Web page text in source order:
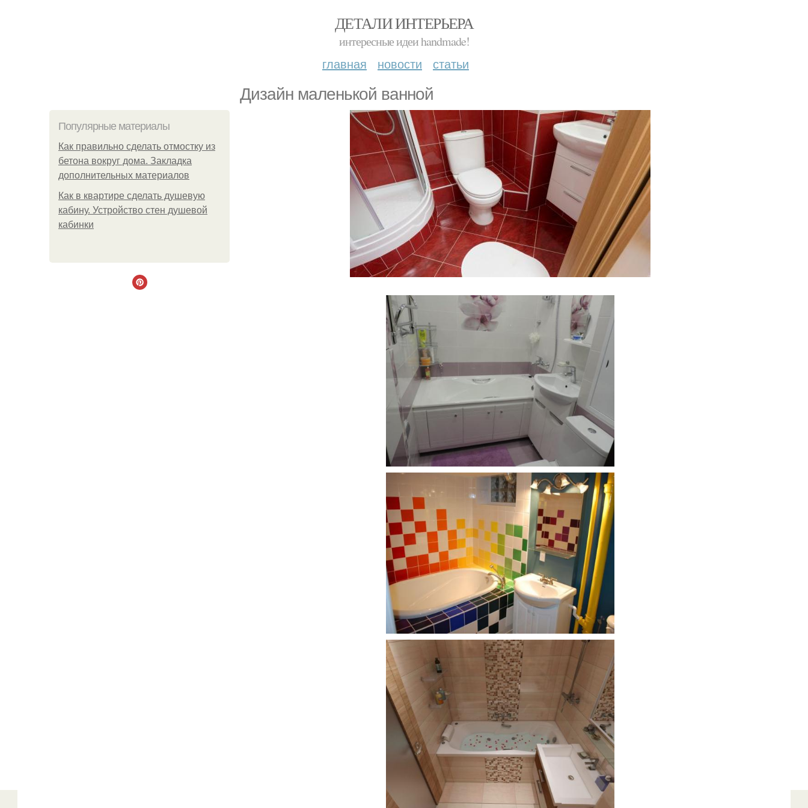
ДЕТАЛИ ИНТЕРЬЕРА
интересные идеи handmade!
главная новости статьи
Дизайн маленькой ванной
Популярные материалы
Как правильно сделать отмостку из
бетона вокруг дома. Закладка
дополнительных материалов
Как в квартире сделать душевую
кабину. Устройство стен душевой
кабинки